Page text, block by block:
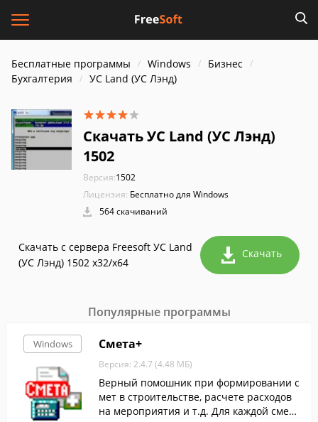
Бесплатные программы Windows
Бизнес
Бухгалтерия
УС Land (УС Лэнд)
Скачать УС Land (УС Лэнд)
1502
Версия:1502
Лицензия: Бесплатно для Windows
564 скачиваний
Скачать с сервера Freesoft УС Land
(УС Лэнд) 1502 x32/x64
Скачать
Популярные программы
Windows Смета+
Версия: 2.4.7 (4.48 МБ)
Верный помошник при формировании с
мет в строительстве, расчете расходов
на мероприятия и т.д. Для каждой смет